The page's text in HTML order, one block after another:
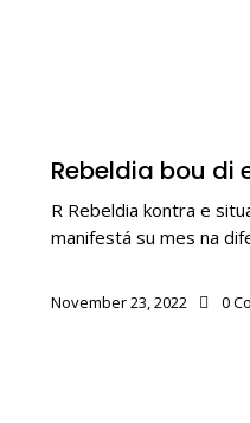
Rebeldia bou di
R Rebeldia kontra e
manifestá su mes na
November 23, 2022 0